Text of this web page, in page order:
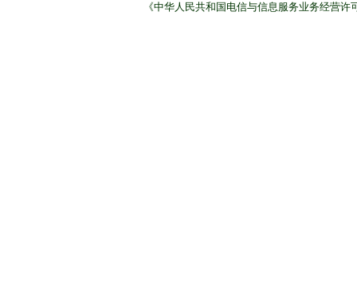
《中华人民共和国电信与信息服务业务经营许